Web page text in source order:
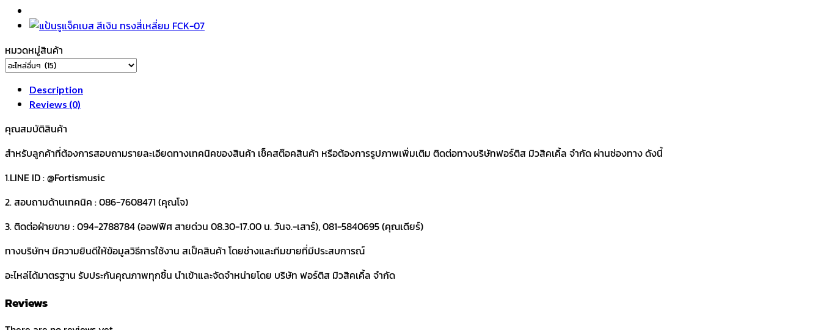
หมวดหมู่สินค้า
Description
Reviews (0)
คุณสมบัติสินค้า
สำหรับลูกค้าที่ต้องการสอบถามรายละเอียดทางเทคนิคของสินค้า เช็คสต๊อคสินค้า หรือต้องการรูปภาพเพิ่มเติม ติดต่อทางบริษัทฟอร์ติส มิวสิคเคิ้ล จำกัด ผ่านช่องทาง ดังนี้
1.LINE ID : @Fortismusic
2. สอบถามด้านเทคนิค : 086-7608471 (คุณโจ)
3. ติดต่อฝ่ายขาย : 094-2788784 (ออฟฟิศ สายด่วน 08.30-17.00 น. วันจ.-เสาร์), 081-5840695 (คุณเดียร์)
ทางบริษัทฯ มีความยินดีให้ข้อมูลวิธีการใช้งาน สเป็คสินค้า โดยช่างและทีมขายที่มีประสบการณ์
อะไหล่ได้มาตรฐาน รับประกันคุณภาพทุกชิ้น นำเข้าและจัดจำหน่ายโดย บริษัท ฟอร์ติส มิวสิคเคิ้ล จำกัด
Reviews